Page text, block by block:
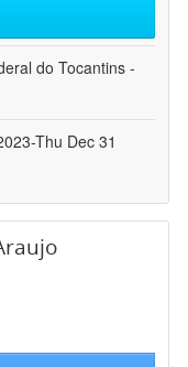
do Tocantins -
Thu Dec 31